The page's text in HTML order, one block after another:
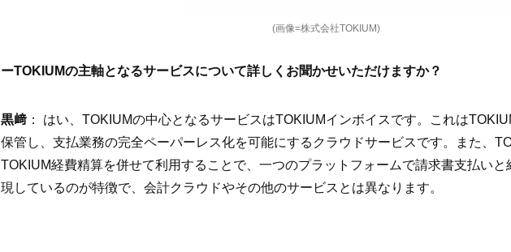
(画像=株式会社TOKIUM)
ーTOKIUMの主軸となるサービスについて詳しくお聞かせいただけますか？
黒﨑 ： はい、TOKIUMの中心となるサービスはTOKIUMインボイスです。これは
保管し、支払業務の完全ペーパーレス化を可能にするクラウドサービスです。また、
TOKIUM経費精算を併せて利用することで、一つのプラットフォームで請求書支払い
現しているのが特徴で、会計クラウドやその他のサービスとは異なります。